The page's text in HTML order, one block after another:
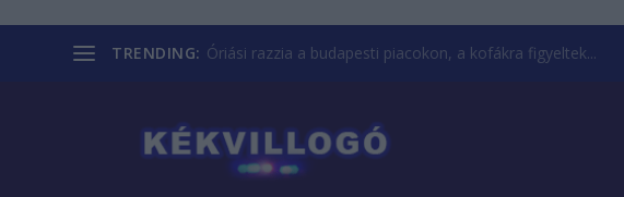
TRENDING: Óriási razzia a budapesti piacokon, a kofákra figyeltek...